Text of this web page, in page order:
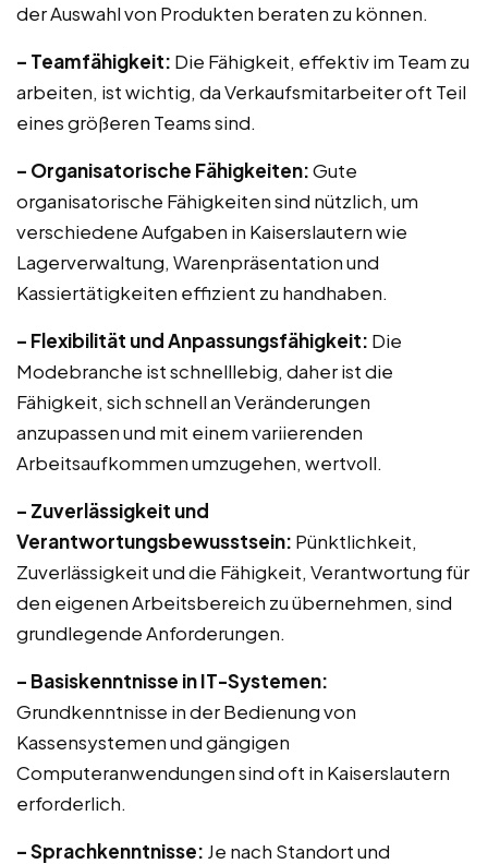
der Auswahl von Produkten beraten zu können.
– Teamfähigkeit: Die Fähigkeit, effektiv im Team zu
arbeiten, ist wichtig, da Verkaufsmitarbeiter oft Teil
eines größeren Teams sind.
– Organisatorische Fähigkeiten:Gute
organisatorische Fähigkeiten sind nützlich, um
verschiedene Aufgaben in Kaiserslautern wie
Lagerverwaltung, Warenpräsentation und
Kassiertätigkeiten effizient zu handhaben.
– Flexibilität und Anpassungsfähigkeit: Die
Modebranche ist schnelllebig, daher ist die
Fähigkeit, sich schnell an Veränderungen
anzupassen und mit einem variierenden
Arbeitsaufkommen umzugehen, wertvoll.
– Zuverlässigkeit und
Verantwortungsbewusstsein: Pünktlichkeit,
Zuverlässigkeit und die Fähigkeit, Verantwortung für
den eigenen Arbeitsbereich zu übernehmen, sind
grundlegende Anforderungen.
– Basiskenntnisse in IT-Systemen:
Grundkenntnisse in der Bedienung von
Kassensystemen und gängigen
Computeranwendungen sind oft in Kaiserslautern
erforderlich.
– Sprachkenntnisse: Je nach Standort und